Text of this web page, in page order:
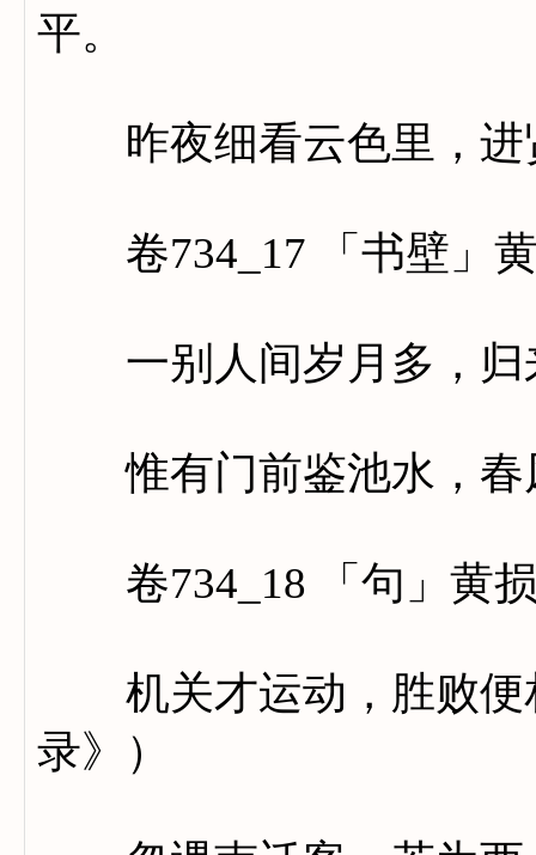
平。
昨夜细看云色里，进
卷734_17 「书壁」
一别人间岁月多，归
惟有门前鉴池水，春
卷734_18 「句」黄
机关才运动，胜败便
录》）